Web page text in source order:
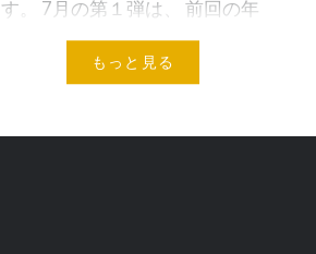
す。 7月の第１弾は、 前回の年
賀状ワークショップも大好評だ
った、 書道ワークショップで
家・君塚茜さん。 …
もっと見る